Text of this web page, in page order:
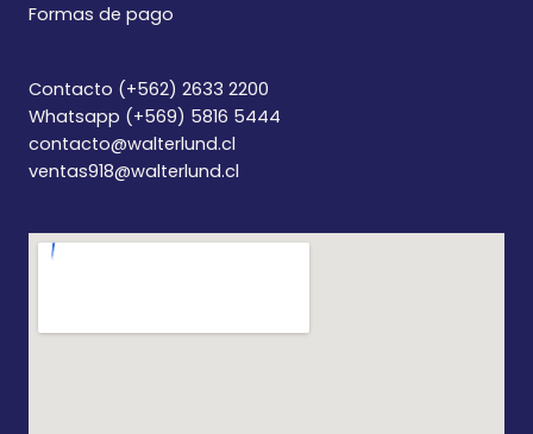
Formas de pago
Contacto (+562) 2633 2200
Whatsapp (+569) 5816 5444
contacto@walterlund.cl
ventas918@walterlund.cl